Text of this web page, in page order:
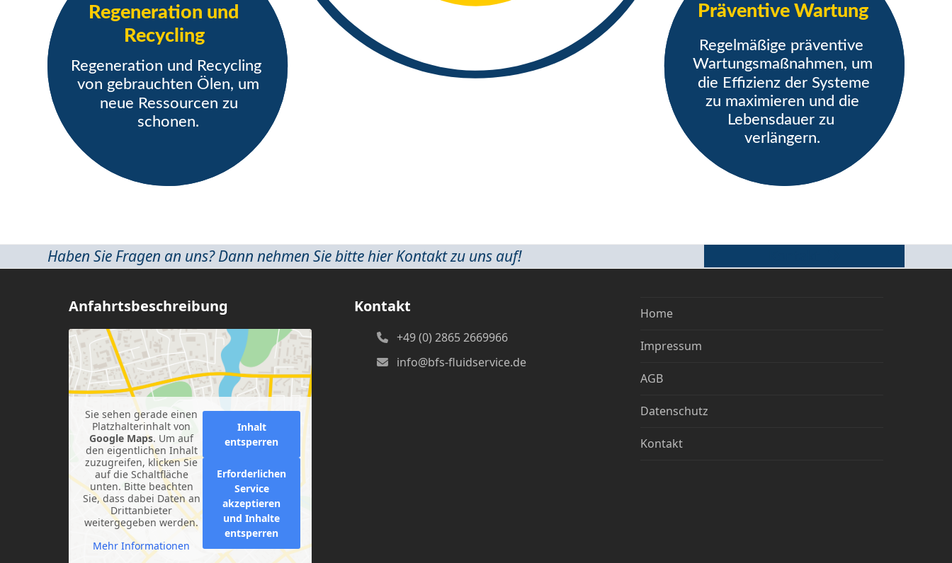
Regeneration und Recycling
von gebrauchten Ölen, um
neue Ressourcen zu
schonen.
Regeneration und
Recycling
Regelmäßige präventive
Wartungsmaßnahmen, um
die Effizienz der Systeme
zu maximieren und die
Lebensdauer zu
verlängern.
Präventive Wartung
Haben Sie Fragen an uns? Dann nehmen Sie bitte hier Kontakt zu uns auf!
Anfahrtsbeschreibung
Sie sehen gerade einen
Platzhalterinhalt von
Google Maps. Um auf
den eigentlichen Inhalt
zuzugreifen, klicken Sie
auf die Schaltfläche
unten. Bitte beachten
Sie, dass dabei Daten an
Drittanbieter
weitergegeben werden.
Mehr Informationen
Inhalt
entsperren
Erforderlichen
Service
akzeptieren
und Inhalte
entsperren
Kontakt
+49 (0) 2865 2669966
info@bfs-fluidservice.de
Home
Impressum
AGB
Datenschutz
Kontakt